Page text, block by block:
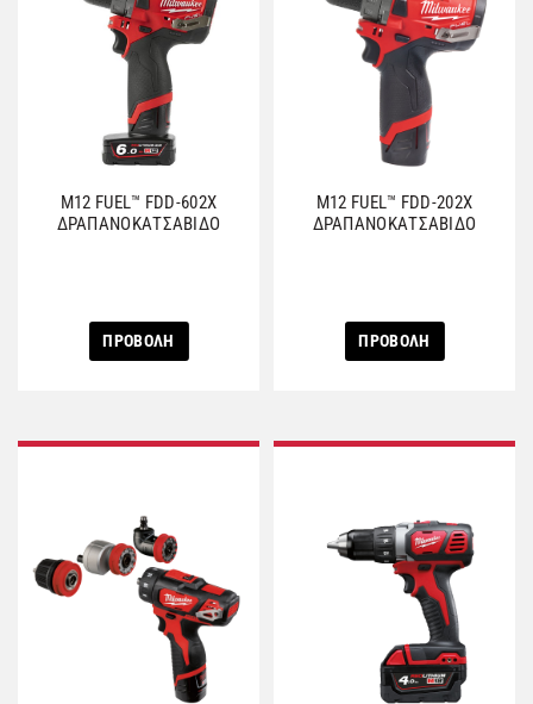
M12 FUEL™ FDD-602X
ΔΡΑΠΑΝΟΚΑΤΣΑΒΙΔΟ
ΠΡΟΒΟΛΗ
M12 FUEL™ FDD-202X
ΔΡΑΠΑΝΟΚΑΤΣΑΒΙΔΟ
ΠΡΟΒΟΛΗ